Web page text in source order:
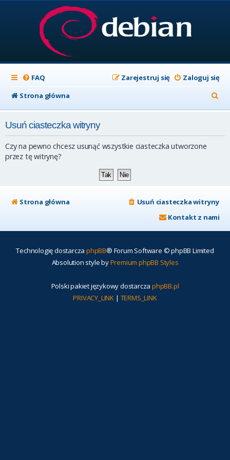
FAQ Zaloguj się
Zarejestruj się
Strona główna
z
Usuń ciasteczka witryny
Czy na pewno chcesz usunąć wszystkie ciasteczka utworzone
przez tę witrynę?
Strona główna
Usuń ciasteczka witryny
Kontakt z nami
Technologię dostarcza phpBB® Forum Software © phpBB Limited
Absolution style byPremium phpBB Styles
Polski pakiet językowy dostarcza phpBB.pl
PRIVACY_LINK | TERMS_LINK